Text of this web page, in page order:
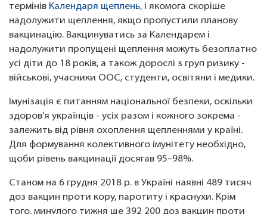
термінів Календаря щеплень, і якомога скоріше
надолужити щеплення, якщо пропустили планову
вакцинацію. Вакцинуватись за Календарем і
надолужити пропущені щеплення можуть безоплатно
усі діти до 18 років, а також дорослі з груп ризику -
військові, учасники ООС, студенти, освітяни і медики.
Імунізація є питанням національної безпеки, оскільки
здоров’я українців - усіх разом і кожного зокрема -
залежить від рівня охоплення щепленнями у країні.
Для формування колективного імунітету необхідно,
щоби рівень вакцинації досягав 95–98%.
Станом на 6 грудня 2018 р. в Україні наявні 489 тисяч
доз вакцин проти кору, паротиту і краснухи. Крім
того, минулого тижня ще 392 200 доз вакцин проти